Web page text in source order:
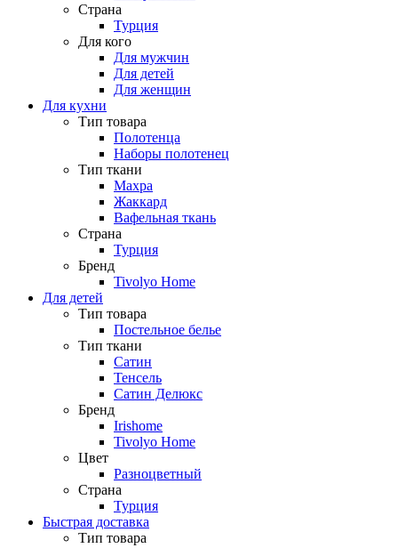
Страна
Турция
Для кого
Для мужчин
Для детей
Для женщин
Для кухни
Тип товара
Полотенца
Наборы полотенец
Тип ткани
Махра
Жаккард
Вафельная ткань
Страна
Турция
Бренд
Tivolyo Home
Для детей
Тип товара
Постельное белье
Тип ткани
Сатин
Тенсель
Сатин Делюкс
Бренд
Irishome
Tivolyo Home
Цвет
Разноцветный
Страна
Турция
Быстрая доставка
Тип товара